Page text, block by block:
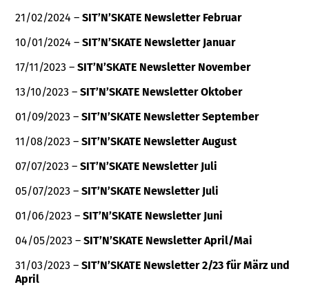
21/02/2024 –SIT’N’SKATE Newsletter Februar
10/01/2024 –SIT’N’SKATE Newsletter Januar
17/11/2023 –SIT’N’SKATE Newsletter November
13/10/2023 –SIT’N’SKATE Newsletter Oktober
01/09/2023 –SIT’N’SKATE Newsletter September
11/08/2023 –SIT’N’SKATE Newsletter August
07/07/2023 –SIT’N’SKATE Newsletter Juli
05/07/2023 –SIT’N’SKATE Newsletter Juli
01/06/2023 –SIT’N’SKATE Newsletter Juni
04/05/2023 –SIT’N’SKATE Newsletter April/Mai
31/03/2023 –SIT’N’SKATE Newsletter 2/23 für März und
April